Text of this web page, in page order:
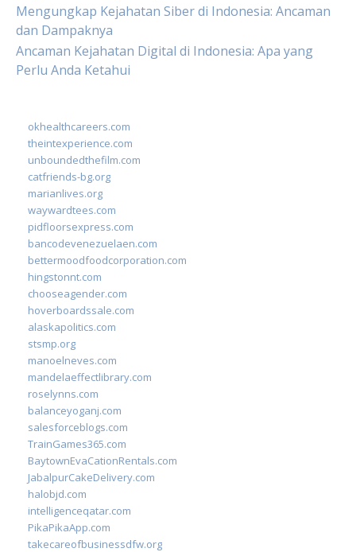
Mengungkap Kejahatan Siber di Indonesia: Ancaman
dan Dampaknya
Ancaman Kejahatan Digital di Indonesia: Apa yang
Perlu Anda Ketahui
okhealthcareers.com
theintexperience.com
unboundedthefilm.com
catfriends-bg.org
marianlives.org
waywardtees.com
pidfloorsexpress.com
bancodevenezuelaen.com
bettermoodfoodcorporation.com
hingstonnt.com
chooseagender.com
hoverboardssale.com
alaskapolitics.com
stsmp.org
manoelneves.com
mandelaeffectlibrary.com
roselynns.com
balanceyoganj.com
salesforceblogs.com
TrainGames365.com
BaytownEvaCationRentals.com
JabalpurCakeDelivery.com
halobjd.com
intelligenceqatar.com
PikaPikaApp.com
takecareofbusinessdfw.org